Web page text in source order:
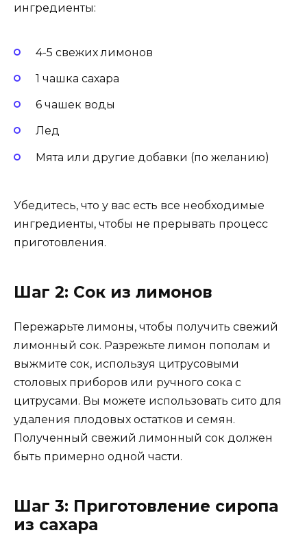
ингредиенты:
4-5 свежих лимонов
1 чашка сахара
6 чашек воды
Лед
Мята или другие добавки (по желанию)
Убедитесь, что у вас есть все необходимые
ингредиенты, чтобы не прерывать процесс
приготовления.
Шаг 2: Сок из лимонов
Пережарьте лимоны, чтобы получить свежий
лимонный сок. Разрежьте лимон пополам и
выжмите сок, используя цитрусовыми
столовых приборов или ручного сока с
цитрусами. Вы можете использовать сито для
удаления плодовых остатков и семян.
Полученный свежий лимонный сок должен
быть примерно одной части.
Шаг 3: Приготовление сиропа
из сахара